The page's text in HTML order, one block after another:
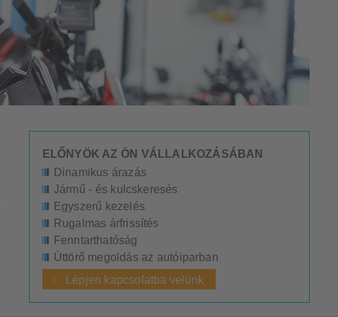
ELŐNYÖK AZ ÖN VÁLLALKOZÁSÁBAN
Dinamikus árazás
Jármű - és kulcskeresés
Egyszerű kezelés
Rugalmas árfrissítés
Fenntarthatóság
Úttörő megoldás az autóiparban
Lépjen kapcsolatba velünk